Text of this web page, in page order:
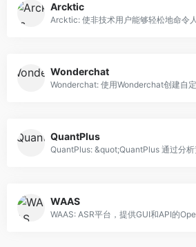
Arcktic
Arcktic: 使非技术用户能够轻松地命令人
Wonderchat
QuantPlus
WAAS
WAAS: ASR平台，提供GUI和API的